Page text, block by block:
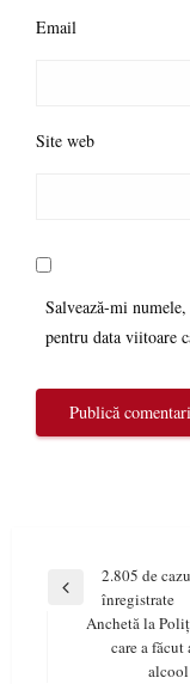
Email
Site web
Salvează-mi
pentru data viitoare
Navigare
articole
Previous
2.805 de
înregistrate
Anchetă la
care a făcut